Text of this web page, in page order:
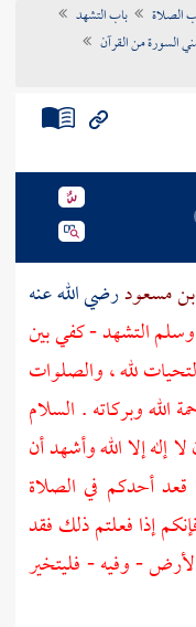
الصلاة
باب التشهد
السورة من القرآن
بن مسعودرضي الله عنه
التشهد - كفي بين
لله ، والصلوات
الله وبركاته . السلام
إله إلا الله وأشهد أن
قعد أحدكم في الصلاة
إذا فعلتم ذلك فقد
- وفيه - فليتخير